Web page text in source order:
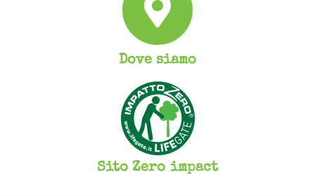
Dove siamo
Sito Zero impact